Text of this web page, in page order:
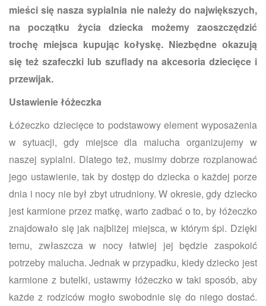
mieści się nasza sypialnia nie należy do największych,
na początku życia dziecka możemy zaoszczędzić
trochę miejsca kupując kołyskę. Niezbędne okazują
się też szafeczki lub szuflady na akcesoria dziecięce i
przewijak.
Ustawienie łóżeczka
Łóżeczko dziecięce to podstawowy element wyposażenia
w sytuacji, gdy miejsce dla malucha organizujemy w
naszej sypialni. Dlatego też, musimy dobrze rozplanować
jego ustawienie, tak by dostęp do dziecka o każdej porze
dnia i nocy nie był zbyt utrudniony. W okresie, gdy dziecko
jest karmione przez matkę, warto zadbać o to, by łóżeczko
znajdowało się jak najbliżej miejsca, w którym śpi. Dzięki
temu, zwłaszcza w nocy łatwiej jej będzie zaspokoić
potrzeby malucha. Jednak w przypadku, kiedy dziecko jest
karmione z butelki, ustawmy łóżeczko w taki sposób, aby
każde z rodziców mogło swobodnie się do niego dostać.